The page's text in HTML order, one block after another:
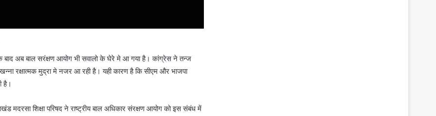
बाद अब बाल सरंक्षण आयोग भी सवालो के घेरे मे आ गया है। कांग्रेस ने तन्ज
रक्षात्मक मुद्रा मे नजर आ रही है। यही कारण है कि सीएम और भाजपा
है।
शिक्षा परिषद ने राष्ट्रीय बाल अधिकार संरक्षण आयोग को इस संबंध में